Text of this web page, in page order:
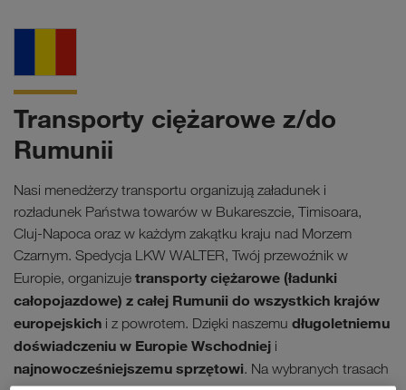
Transporty ciężarowe z/do
Rumunii
Nasi menedżerzy transportu organizują załadunek i
rozładunek Państwa towarów w Bukareszcie, Timisoara,
Cluj-Napoca oraz w każdym zakątku kraju nad Morzem
Czarnym. Spedycja LKW WALTER, Twój przewoźnik w
Europie, organizuje transporty ciężarowe (ładunki
całopojazdowe) z całej Rumunii do wszystkich krajów
europejskich i z powrotem. Dzięki naszemu długoletniemu
doświadczeniu w Europie Wschodniej i
najnowocześniejszemu sprzętowi. Na wybranych trasach